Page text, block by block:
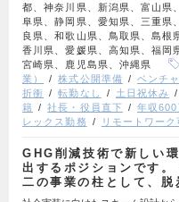
都、神奈川県、新潟県、富山県
阜県、静岡県、愛知県、三重県
良県、和歌山県、鳥取県、島根
香川県、愛媛県、高知県、福岡
宮崎県、鹿児島県、沖縄県
業）
株式公開準備 ベンチ
折衝
転勤なし 土日祝休み
籍
社長・役員直下 年収600
レックス勤務
リモートワーク
GHG削減技術で新しい
出するポジションです。
二の事業の柱として、